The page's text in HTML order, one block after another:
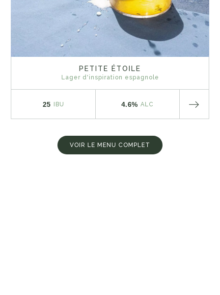
PETITE ÉTOILE
Lager d'inspiration espagnole
25 IBU 4.6% ALC
VOIR LE MENU COMPLET